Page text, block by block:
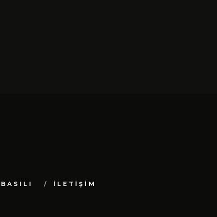
BASILI İLETİŞİM